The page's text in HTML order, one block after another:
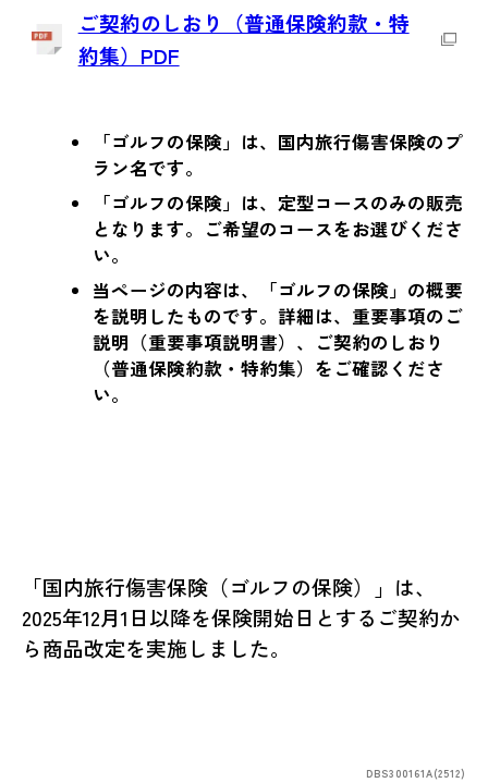
ご契約のしおり（普通保険約款・特
約集）PDF
「ゴルフの保険」は、国内旅行傷害保険のプ
ラン名です。
「ゴルフの保険」は、定型コースのみの販売
となります。ご希望のコースをお選びくださ
い。
当ページの内容は、「ゴルフの保険」の概要
を説明したものです。詳細は、重要事項のご
説明（重要事項説明書）、ご契約のしおり
（普通保険約款・特約集）をご確認くださ
い。
「国内旅行傷害保険（ゴルフの保険）」は、
2025年12月1日以降を保険開始日とするご契約か
ら商品改定を実施しました。
DBS300161A(2512)